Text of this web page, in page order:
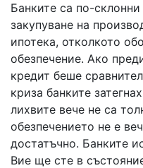
Банките са по-
закупуване на
ипотека, отколкото
обезпечение. Ако
кредит беше
криза банките
лихвите вече не са
обезпечението не е
достатъчно. Банките
Вие ще сте в